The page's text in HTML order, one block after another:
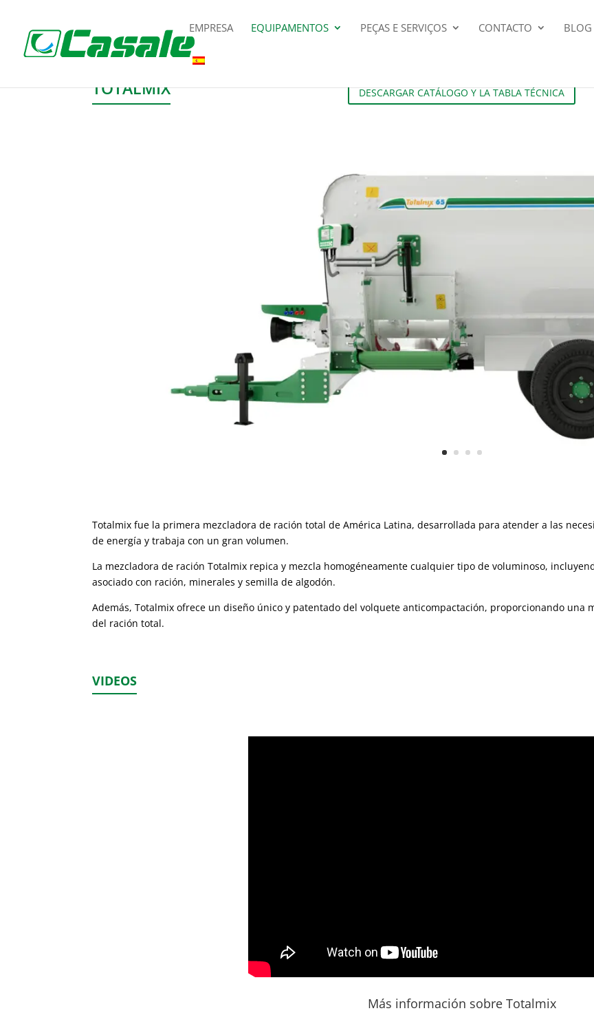
EMPRESA EQUIPAMENTOS PEÇAS E SERVIÇOS CONTACTO BLOG
TOTALMIX DESCARGAR CATÁLOGO Y LA TABLA TÉCNICA
Totalmix fue la primera mezcladora de ración total de América Latina, desarrollada para atender a las
de energía y trabaja con un gran volumen.
La mezcladora de ración Totalmix repica y mezcla homogéneamente cualquier tipo de voluminoso,
asociado con ración, minerales y semilla de algodón.
Además, Totalmix ofrece un diseño único y patentado del volquete anticompactación, proporcionando una
del ración total.
VIDEOS
Más información sobre Totalmix